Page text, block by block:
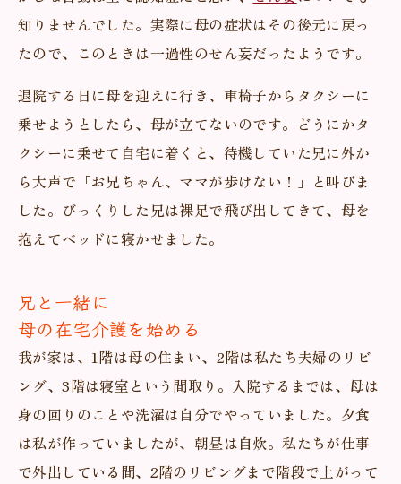
知りませんでした。実際に母の症状はその後元に戻っ
たので、このときは一過性のせん妄だったようです。
退院する日に母を迎えに行き、車椅子からタクシーに
乗せようとしたら、母が立てないのです。どうにかタ
クシーに乗せて自宅に着くと、待機していた兄に外か
ら大声で「お兄ちゃん、ママが歩けない！」と叫びま
した。びっくりした兄は裸足で飛び出してきて、母を
抱えてベッドに寝かせました。
兄と一緒に
母の在宅介護を始める
我が家は、1階は母の住まい、2階は私たち夫婦のリビ
ング、3階は寝室という間取り。入院するまでは、母は
身の回りのことや洗濯は自分でやっていました。夕食
は私が作っていましたが、朝昼は自炊。私たちが仕事
で外出している間、2階のリビングまで階段で上がって